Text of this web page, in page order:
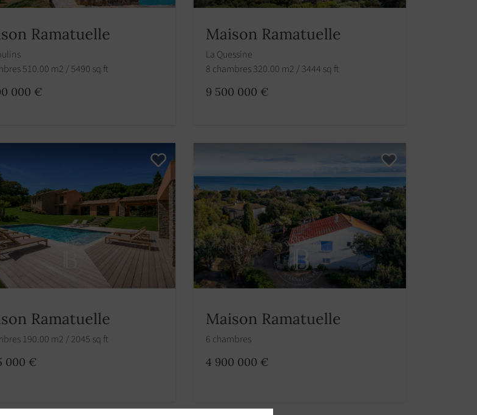
Ramatuelle
510.00 m2 / 5490 sq ft
000 €
Maison Ramatuelle
La Quessine
8 chambres 320.00 m2 / 3444 sq ft
9 500 000 €
Ramatuelle
190.00 m2 / 2045 sq ft
000 €
Maison Ramatuelle
6 chambres
4 900 000 €